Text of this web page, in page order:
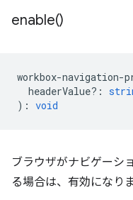
enable()
workbox-navigation-
headerValue? :
) : void
ブラウザがナビゲーシ
る場合は、有効になりま